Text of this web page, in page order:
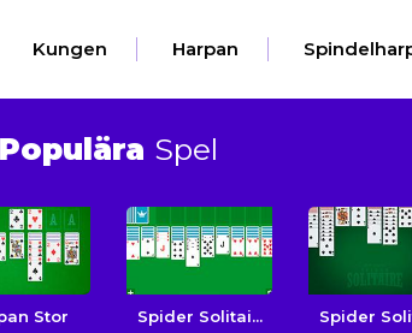
Kungen Harpan
Populära Spel
Stor Spider Solitai... Spider